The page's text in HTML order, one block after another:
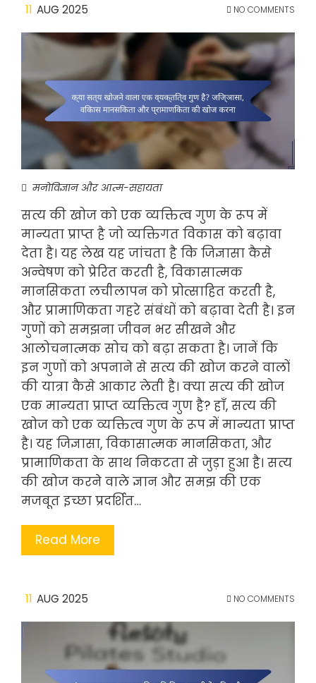
11 AUG 2025 NO COMMENTS
मनोविज्ञान और आत्म-सहायता
सत्य की खोज को एक व्यक्तित्व गुण के रूप में
मान्यता प्राप्त है जो व्यक्तिगत विकास को बढ़ावा
देता है। यह लेख यह जांचता है कि जिज्ञासा कैसे
अन्वेषण को प्रेरित करती है, विकासात्मक
मानसिकता लचीलापन को प्रोत्साहित करती है,
और प्रामाणिकता गहरे संबंधों को बढ़ावा देती है। इन
गुणों को समझना जीवन भर सीखने और
आलोचनात्मक सोच को बढ़ा सकता है। जानें कि
इन गुणों को अपनाने से सत्य की खोज करने वालों
की यात्रा कैसे आकार लेती है। क्या सत्य की खोज
एक मान्यता प्राप्त व्यक्तित्व गुण है? हाँ, सत्य की
खोज को एक व्यक्तित्व गुण के रूप में मान्यता प्राप्त
है। यह जिज्ञासा, विकासात्मक मानसिकता, और
प्रामाणिकता के साथ निकटता से जुड़ा हुआ है। सत्य
की खोज करने वाले ज्ञान और समझ की एक
मजबूत इच्छा प्रदर्शित…
Read More
11 AUG 2025 NO COMMENTS